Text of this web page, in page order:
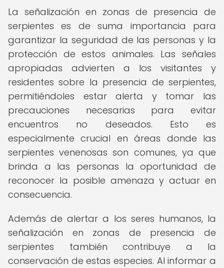
La señalización en zonas de presencia de
serpientes es de suma importancia para
garantizar la seguridad de las personas y la
protección de estos animales. Las señales
apropiadas advierten a los visitantes y
residentes sobre la presencia de serpientes,
permitiéndoles estar alerta y tomar las
precauciones necesarias para evitar
encuentros no deseados. Esto es
especialmente crucial en áreas donde las
serpientes venenosas son comunes, ya que
brinda a las personas la oportunidad de
reconocer la posible amenaza y actuar en
consecuencia.
Además de alertar a los seres humanos, la
señalización en zonas de presencia de
serpientes también contribuye a la
conservación de estas especies. Al informar a